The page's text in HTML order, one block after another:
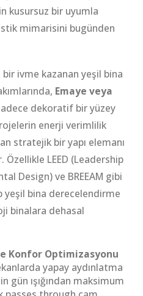
kusursuz bir uyumla
mimarisini bugünden
ivme kazanan yeşil bina
Emaye veya
dekoratif bir yüzey
enerji verimlilik
stratejik bir yapı elemanı
LEED (Leadership
Design) ve BREEAM gibi
yeşil bina derecelendirme
binalara dehasal
Konfor Optimizasyonu
yapay aydınlatma
gün ışığından maksimum